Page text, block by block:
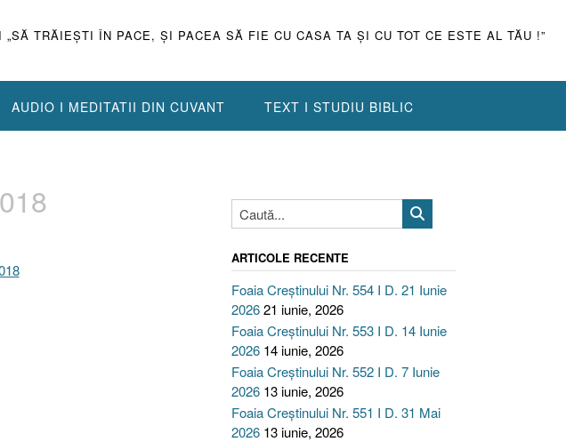
„SĂ TRĂIEŞTI ÎN PACE, ŞI PACEA SĂ FIE CU CASA TA ŞI CU TOT CE ESTE AL TĂU !”
AUDIO I MEDITATII DIN CUVANT TEXT I STUDIU BIBLIC
ARTICOLE RECENTE
Foaia Creștinului Nr. 554 I D. 21 Iunie
202621 iunie, 2026
Foaia Creștinului Nr. 553 I D. 14 Iunie
2026 14 iunie, 2026
Foaia Creștinului Nr. 552 I D. 7 Iunie
2026 13 iunie, 2026
Foaia Creștinului Nr. 551 I D. 31 Mai
2026 13 iunie, 2026